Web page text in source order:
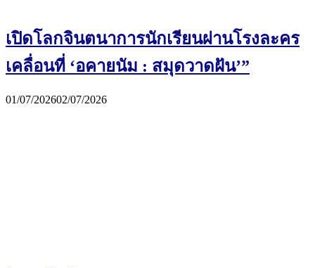
เปิดโลกจินตนาการนักเรียนผ่านโรงละคร
เคลื่อนที่ ‘อคายนัม : สมุดวาดฝัน’”
01/07/202602/07/2026